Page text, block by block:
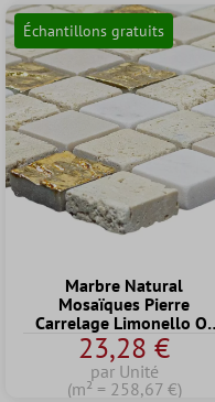
Échantillons gratuits
Marbre Natural
Mosaïques Pierre
Carrelage Limonello Or
Crème
23,28 €
par Unité
(m² = 258,67 €)